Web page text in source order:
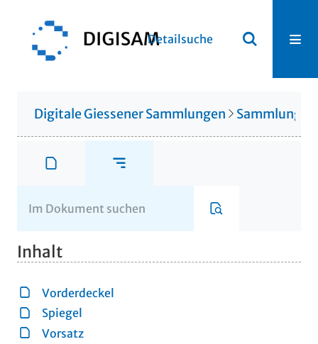
Detailsuche
Digitale Giessener Sammlungen Sammlung
Inhalt
Vorderdeckel
Spiegel
Vorsatz